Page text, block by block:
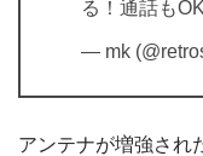
る！通話もOK
— mk
アンテナが増強され